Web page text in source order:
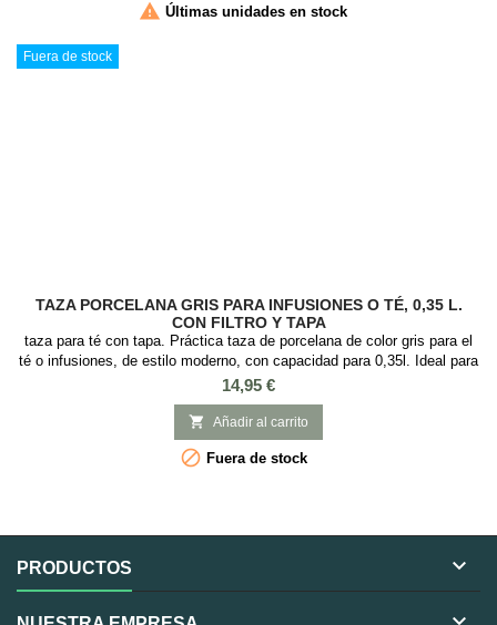
 Últimas unidades en stock
Fuera de stock
TAZA PORCELANA GRIS PARA INFUSIONES O TÉ, 0,35 L.
CON FILTRO Y TAPA
taza para té con tapa. Práctica taza de porcelana de color gris para el
té o infusiones, de estilo moderno, con capacidad para 0,35l. Ideal para
preparar té e infusiones ya que incorpora tapa y filtro de acero
inoxidable. Esta podría ser tu taza favorita para tomar el té a diario, ya
que es muy práctica y elegante, con el infusor de aluminio que es
fácil...
Precio
14,95 €
 Añadir al carrito
 Fuera de stock
PRODUCTOS 